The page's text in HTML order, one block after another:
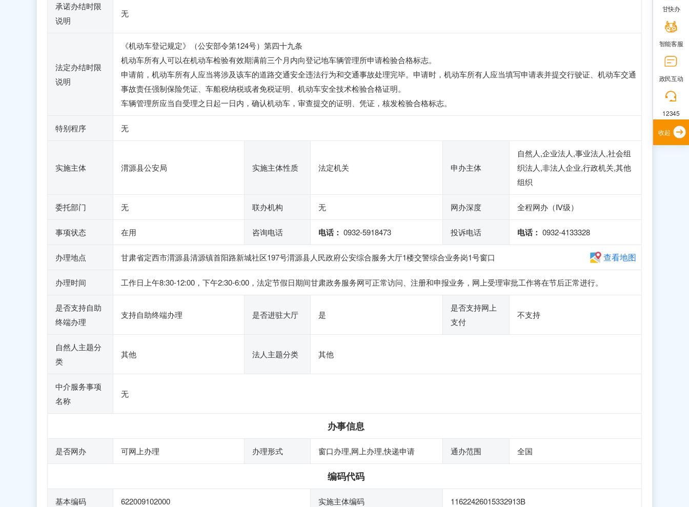
承诺办结时限
说明
无
法定办结时限
说明
《机动车登记规定》（公安部令第124号）第四十九条
机动车所有人可以在机动车检验有效期满前三个月内向登记地车辆管理所申请检验合格标志。
申请前，机动车所有人应当将涉及该车的道路交通安全违法行为和交通事故处理完毕。申请时，机动车所有人应当填写申请表并提交行驶证、机动车交通
事故责任强制保险凭证、车船税纳税或者免税证明、机动车安全技术检验合格证明。
车辆管理所应当自受理之日起一日内，确认机动车，审查提交的证明、凭证，核发检验合格标志。
特别程序 无
实施主体 渭源县公安局 实施主体性质 法定机关 申办主体
自然人,企业法人,事业法人,社会组
织法人,非法人企业,行政机关,其他
组织
委托部门 无 联办机构 无 网办深度 全程网办（Ⅳ级）
事项状态 在用 咨询电话 电话： 0932-5918473 投诉电话 电话： 0932-4133328
办理地点 甘肃省定西市渭源县清源镇首阳路新城社区197号渭源县人民政府公安综合服务大厅1楼交警综合业务岗1号窗口 查看地图
办理时间 工作日上午8:30-12:00，下午2:30-6:00，法定节假日期间甘肃政务服务网可正常访问、注册和申报业务，网上受理审批工作将在节后正常进行。
是否支持自助
终端办理
支持自助终端办理 是否进驻大厅 是
是否支持网上
支付
不支持
自然人主题分
类
其他 法人主题分类 其他
中介服务事项
名称
无
办事信息
是否网办 可网上办理 办理形式 窗口办理,网上办理,快递申请 通办范围 全国
编码代码
基本编码 622009102000 实施主体编码 11622426015332913B
甘快办
智能客服
政民互动
12345
收起